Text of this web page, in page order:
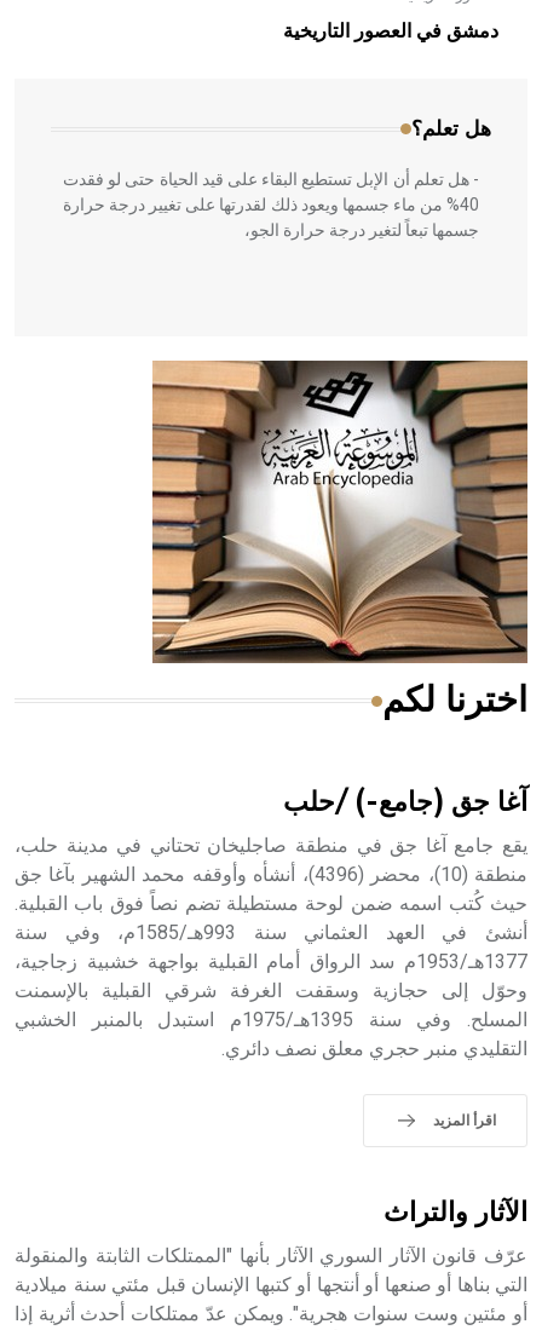
دمشق في العصور التاريخية
هل تعلم؟
بالعمارة الإسلامية في بلاد الشام ومصر خاصة، حيث يحرص
المعمار على بناء مداميكه وخاصة في الواجهات
- هل تعلم أن الإبل تستطيع البقاء على قيد الحياة حتى لو فقدت
40% من ماء جسمها ويعود ذلك لقدرتها على تغيير درجة حرارة
جسمها تبعاً لتغير درجة حرارة الجو،
- هل تعلم أن أبقراط كتب في الطب أربعة مؤلفات هي:
الحكم، الأدلة، تنظيم التغذية، ورسالته في جروح الرأس. ويعود
له الفضل بأنه حرر الطب من الدين والفلسفة.
- هل تعلم أن المرجان إفراز حيواني يتكون في البحر ويتركب
من مادة كربونات الكلسيوم، وهو أحمر أو شديد الحمرة وهو
أجود أنواعه، ويمتاز بكبر الحجم ويسمى الش
هل تعلم أن الأبسيد كلمة فرنسية اللفظ تم اعتمادها مصطلحاً
- هل تعلم أن أبجر Abgar اسم معروف جيداً يعود إلى عدد من
الملوك الذين حكموا مدينة إديسا (الرها) من أبجر الأول وحتى
التاسع، وهم ينتسبون إلى أسرة أوسروين
sign تكتب منفصلة غير متصلة، وتعتمد المبدأ الأكوروفوني،
اخترنا لكم
آغا جق (جامع-) /حلب
يقع جامع آغا جق في منطقة صاجليخان تحتاني في مدينة حلب،
منطقة (10)، محضر (4396)، أنشأه وأوقفه محمد الشهير بآغا جق
حيث كُتب اسمه ضمن لوحة مستطيلة تضم نصاً فوق باب القبلية.
أنشئ في العهد العثماني سنة 993هـ/1585م، وفي سنة
1377هـ/1953م سد الرواق أمام القبلية بواجهة خشبية زجاجية،
وحوّل إلى حجازية وسقفت الغرفة شرقي القبلية بالإسمنت
المسلح. وفي سنة 1395هـ/1975م استبدل بالمنبر الخشبي
التقليدي منبر حجري معلق نصف دائري.
اقرأ المزيد
الآثار والتراث
عرّف قانون الآثار السوري الآثار بأنها "الممتلكات الثابتة والمنقولة
التي بناها أو صنعها أو أنتجها أو كتبها الإنسان قبل مئتي سنة ميلادية
أو مئتين وست سنوات هجرية". ويمكن عدّ ممتلكات أحدث أثرية إذا